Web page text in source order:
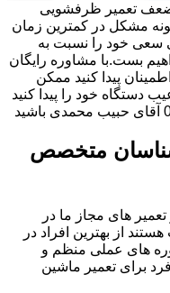
ضعف تعمیر ظرفشویی
مشکل در کمترین زمان
سعی خود را نسبت به
بست.با مشاوره رایگان
پیدا کنید ممکن
دستگاه خود را پیدا کنید
متخصص
های مجاز ما در
از بهترین افراد در
های عملی منظم و
برای تعمیر ماشین